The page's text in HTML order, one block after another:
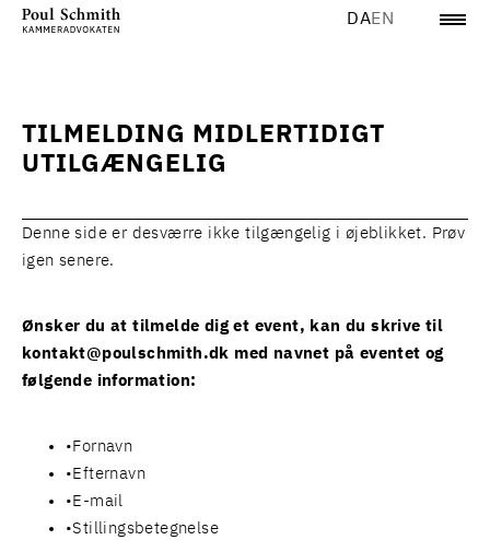
DAEN
TILMELDING MIDLERTIDIGT
UTILGÆNGELIG
Denne side er desværre ikke tilgængelig i øjeblikket. Prøv
igen senere.
Ønsker du at tilmelde dig et event, kan du skrive til
kontakt@poulschmith.dk med navnet på eventet og
følgende information:
Fornavn
Efternavn
E-mail
Stillingsbetegnelse